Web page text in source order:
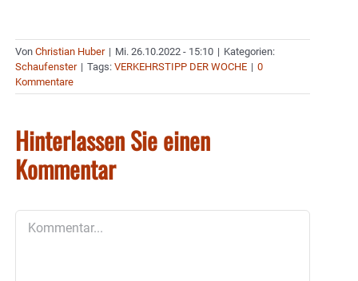
Von Christian Huber | Mi. 26.10.2022 - 15:10 | Kategorien:
Schaufenster | Tags: VERKEHRSTIPP DER WOCHE | 0
Kommentare
Hinterlassen Sie einen
Kommentar